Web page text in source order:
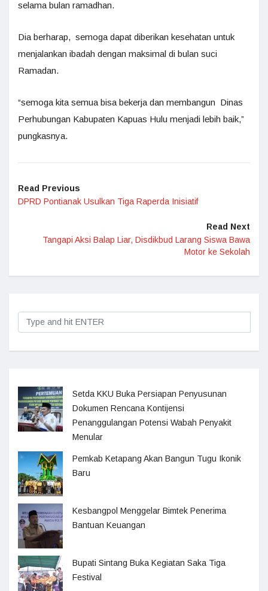
selama bulan ramadhan.
Dia berharap, semoga dapat diberikan kesehatan untuk
menjalankan ibadah dengan maksimal di bulan suci
Ramadan.
“semoga kita semua bisa bekerja dan membangun Dinas
Perhubungan Kabupaten Kapuas Hulu menjadi lebih baik,”
pungkasnya.
Read Previous
DPRD Pontianak Usulkan Tiga Raperda Inisiatif
Read Next
Tangapi Aksi Balap Liar, Disdikbud Larang Siswa Bawa
Motor ke Sekolah
Setda KKU Buka Persiapan Penyusunan
Dokumen Rencana Kontijensi
Penanggulangan Potensi Wabah Penyakit
Menular
Pemkab Ketapang Akan Bangun Tugu Ikonik
Baru
Kesbangpol Menggelar Bimtek Penerima
Bantuan Keuangan
Bupati Sintang Buka Kegiatan Saka Tiga
Festival